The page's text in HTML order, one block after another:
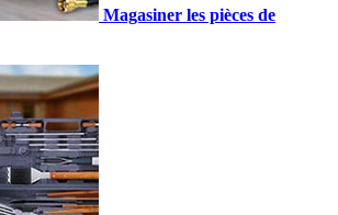
Magasiner les pièces de